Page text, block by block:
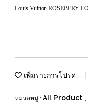
Louis Vuitton ROSEBERY
เพิ่มรายการโปรด
หมวดหมู่ : All Product ,